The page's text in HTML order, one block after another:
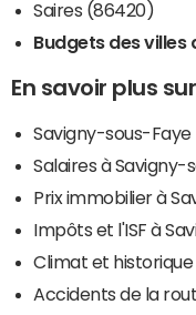
Saires (86420)
Budgets des villes
En savoir plus
Savigny-sous-Faye
Salaires à Savigny-
Prix immobilier à
Impôts et l'ISF à
Climat et
Accidents de la